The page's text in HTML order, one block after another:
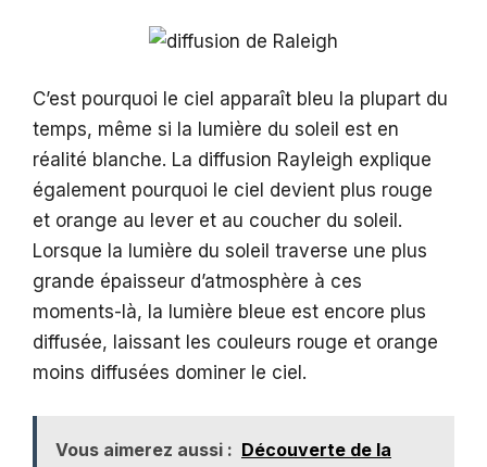
C’est pourquoi le ciel apparaît bleu la plupart du
temps, même si la lumière du soleil est en
réalité blanche. La diffusion Rayleigh explique
également pourquoi le ciel devient plus rouge
et orange au lever et au coucher du soleil.
Lorsque la lumière du soleil traverse une plus
grande épaisseur d’atmosphère à ces
moments-là, la lumière bleue est encore plus
diffusée, laissant les couleurs rouge et orange
moins diffusées dominer le ciel.
Vous aimerez aussi : Découverte de la